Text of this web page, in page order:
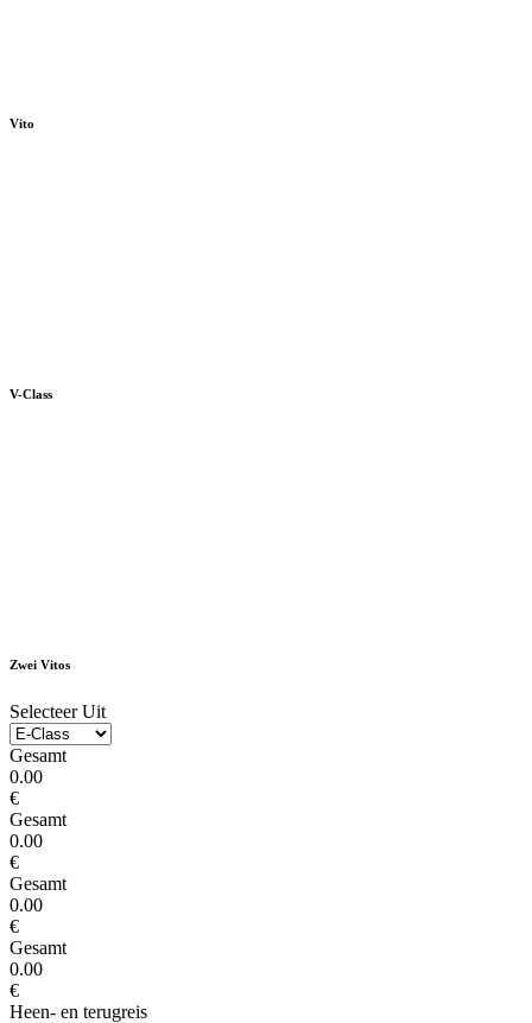
Vito
V-Class
Zwei Vitos
Selecteer Uit
Gesamt
0.00
€
Gesamt
0.00
€
Gesamt
0.00
€
Gesamt
0.00
€
Heen- en terugreis